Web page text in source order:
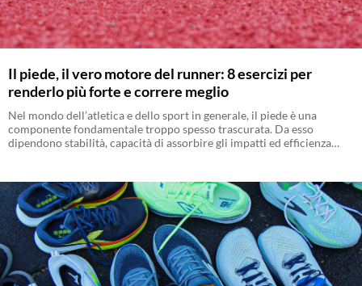
Il piede, il vero motore del runner: 8 esercizi per
renderlo più forte e correre meglio
Nel mondo dell’atletica e dello sport in generale, il piede è una
componente fondamentale troppo spesso trascurata. Da esso
dipendono stabilità, capacità di assorbire gli impatti ed efficienza
permette di migliorare la qualità del movimento e ridurre il rischio di
infortuni.